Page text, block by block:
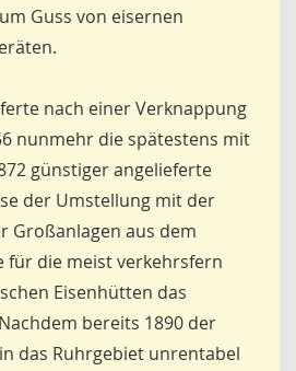
Guss von eisernen
nach einer Verknappung
nunmehr die spätestens mit
günstiger angelieferte
der Umstellung mit der
Großanlagen aus dem
für die meist verkehrsfern
Eisenhütten das
bereits 1890 der
das Ruhrgebiet unrentabel